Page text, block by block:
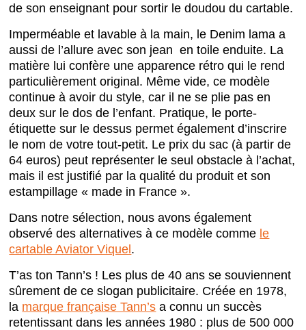
de son enseignant pour sortir le doudou du cartable.
Imperméable et lavable à la main, le Denim lama a
aussi de l’allure avec son jean en toile enduite. La
matière lui confère une apparence rétro qui le rend
particulièrement original. Même vide, ce modèle
continue à avoir du style, car il ne se plie pas en
deux sur le dos de l’enfant. Pratique, le porte-
étiquette sur le dessus permet également d’inscrire
le nom de votre tout-petit. Le prix du sac (à partir de
64 euros) peut représenter le seul obstacle à l’achat,
mais il est justifié par la qualité du produit et son
estampillage « made in France ».
Dans notre sélection, nous avons également
observé des alternatives à ce modèle comme le
cartable Aviator Viquel.
T’as ton Tann’s ! Les plus de 40 ans se souviennent
sûrement de ce slogan publicitaire. Créée en 1978,
la marque française Tann’s a connu un succès
retentissant dans les années 1980 : plus de 500 000